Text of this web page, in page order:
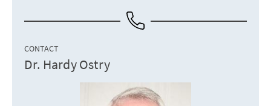
CONTACT
Dr. Hardy Ostry